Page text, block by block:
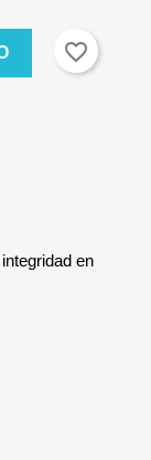
favorite_border
en